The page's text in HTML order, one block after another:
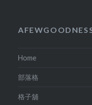
Home
部落格
格子舖